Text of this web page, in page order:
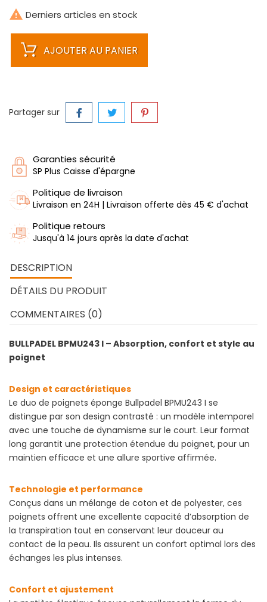
 Derniers articles en stock
AJOUTER AU PANIER
Partager sur
Garanties sécurité
SP Plus Caisse d'épargne
Politique de livraison
Livraison en 24H | Livraison offerte dès 45 € d'achat
Politique retours
Jusqu'à 14 jours après la date d'achat
DESCRIPTION
DÉTAILS DU PRODUIT
COMMENTAIRES (0)
BULLPADEL BPMU243 I – Absorption, confort et style au
poignet
Design et caractéristiques
Le duo de poignets éponge Bullpadel BPMU243 I se
distingue par son design contrasté : un modèle intemporel
avec une touche de dynamisme sur le court. Leur format
long garantit une protection étendue du poignet, pour un
maintien efficace et une allure sportive affirmée.
Technologie et performance
Conçus dans un mélange de coton et de polyester, ces
poignets offrent une excellente capacité d’absorption de
la transpiration tout en conservant leur douceur au
contact de la peau. Ils assurent un confort optimal lors des
échanges les plus intenses.
Confort et ajustement